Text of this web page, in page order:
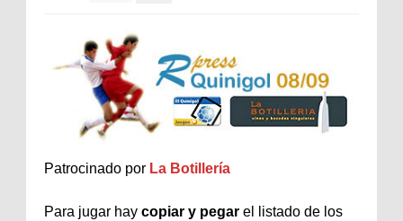
Patrocinado por La Botillería
Para jugar hay copiar y pegar el listado de los